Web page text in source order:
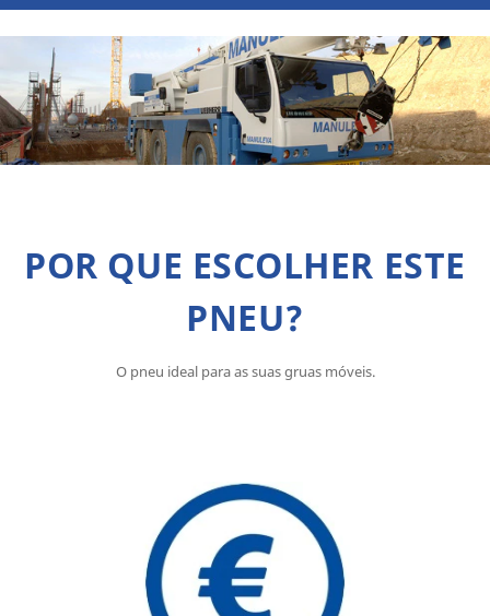
POR QUE ESCOLHER ESTE
PNEU?
O pneu ideal para as suas gruas móveis.